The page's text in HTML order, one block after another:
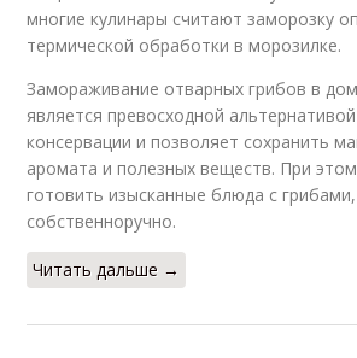
многие кулинары считают заморозку
термической обработки в морозилке.
Замораживание отварных грибов в
является превосходной
консервации и позволяет сохранить
аромата и полезных веществ. При
готовить изысканные блюда с
собственноручно.
Читать дальше →